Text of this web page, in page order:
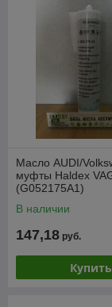
Масло AUDI/
муфты Haldex
(G052175A1)
В наличии
147,18 руб.
Купить